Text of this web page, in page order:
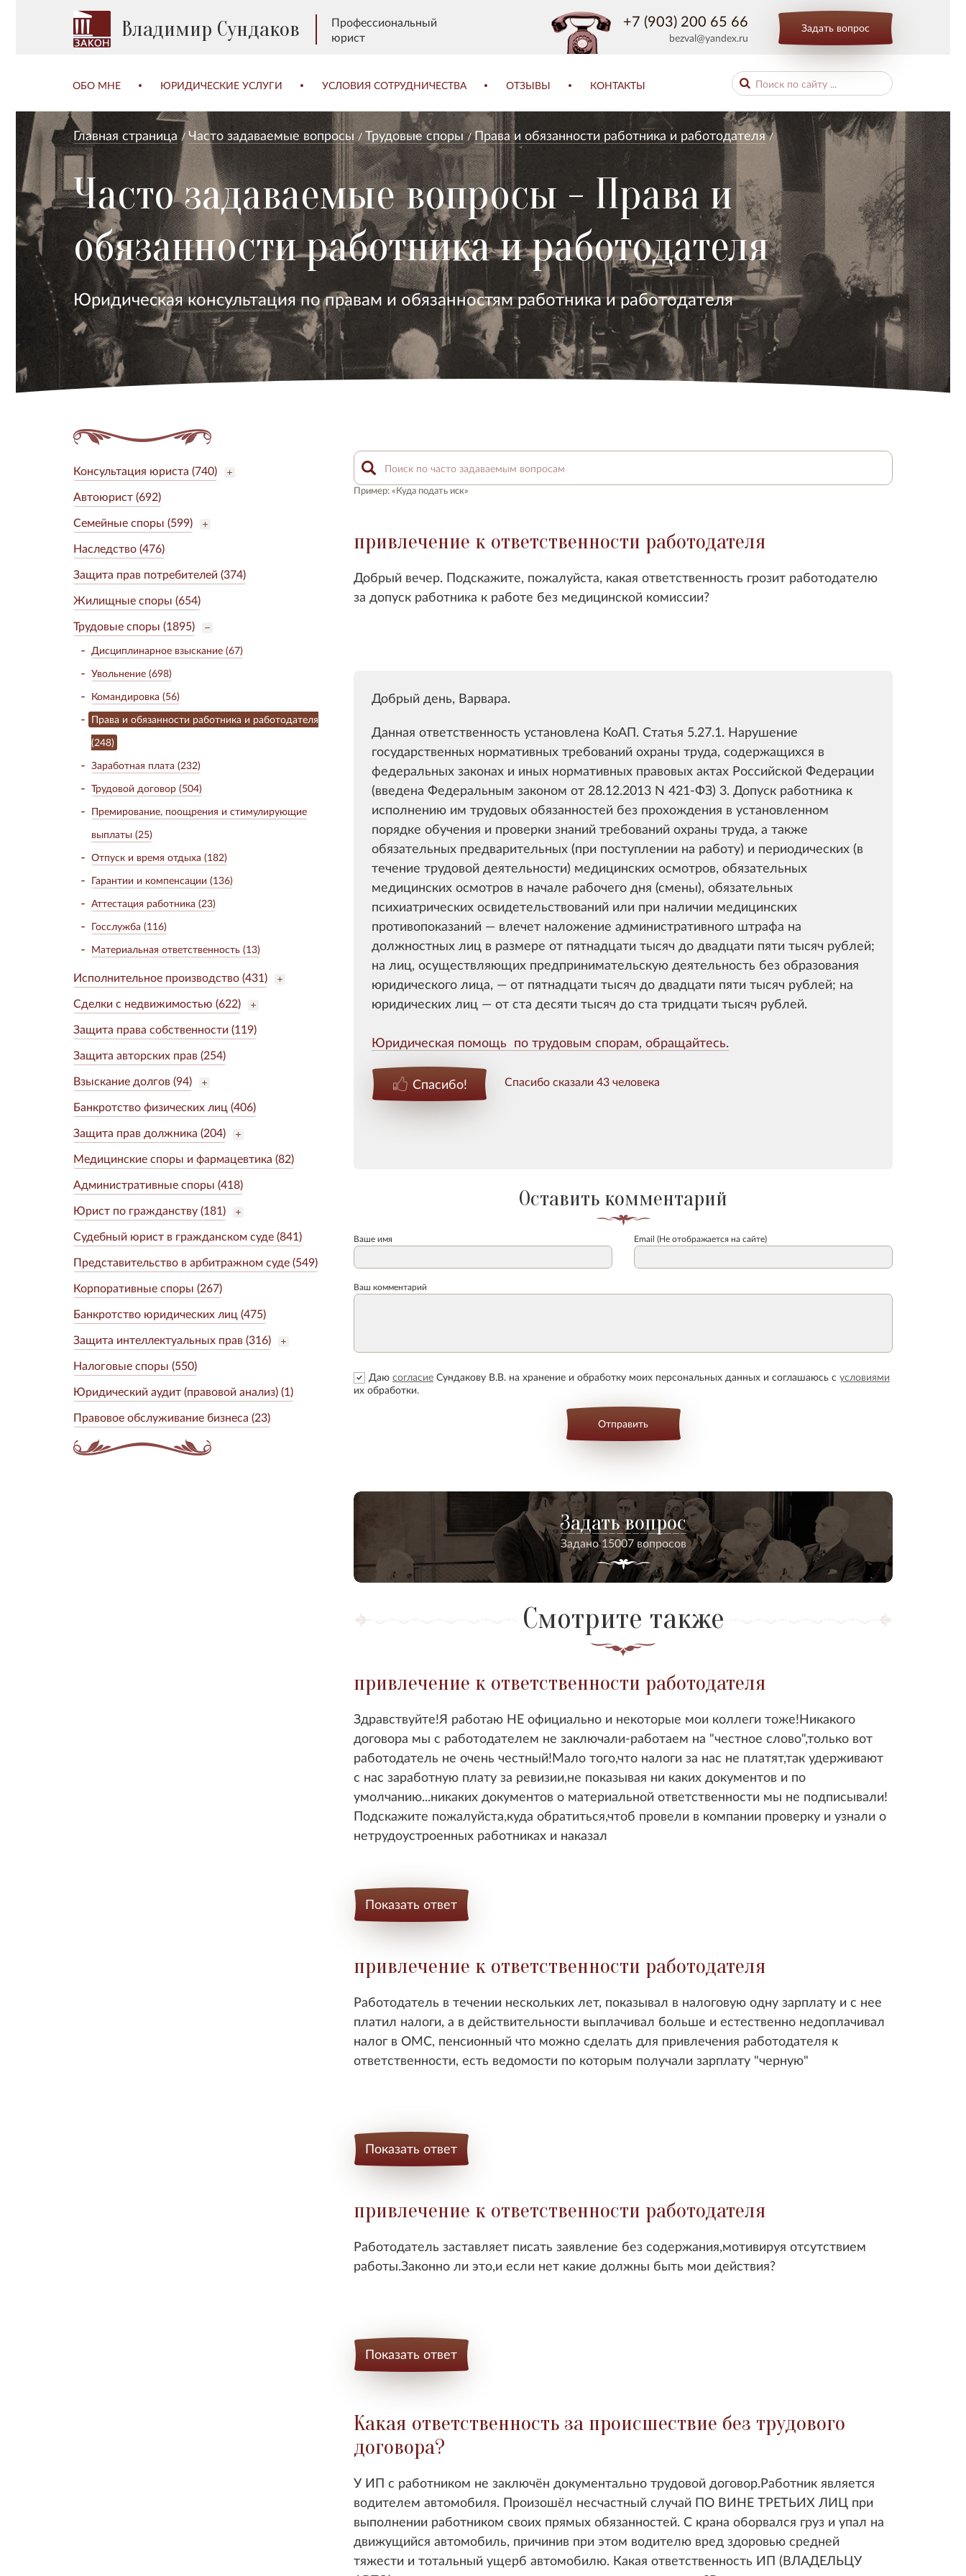
Владимир Сундаков
Профессиональный
юрист
+7 (903) 200 65 66
bezval@yandex.ru
Задать вопрос
ОБО МНЕ ЮРИДИЧЕСКИЕ УСЛУГИ УСЛОВИЯ СОТРУДНИЧЕСТВА ОТЗЫВЫ КОНТАКТЫ
Главная страница Часто задаваемые вопросы Трудовые споры Права и обязанности работника и работодателя
Часто задаваемые вопросы - Права и
обязанности работника и работодателя
Юридическая консультация по правам и обязанностям работника и работодателя
Консультация юриста (740)
Автоюрист (692)
Семейные споры (599)
Наследство (476)
Защита прав потребителей (374)
Жилищные споры (654)
Трудовые споры (1895)
Дисциплинарное взыскание (67)
Увольнение (698)
Командировка (56)
Права и обязанности работника и работодателя
(248)
Заработная плата (232)
Трудовой договор (504)
Премирование, поощрения и стимулирующие
выплаты (25)
Отпуск и время отдыха (182)
Гарантии и компенсации (136)
Аттестация работника (23)
Госслужба (116)
Материальная ответственность (13)
Исполнительное производство (431)
Сделки с недвижимостью (622)
Защита права собственности (119)
Защита авторских прав (254)
Взыскание долгов (94)
Банкротство физических лиц (406)
Защита прав должника (204)
Медицинские споры и фармацевтика (82)
Административные споры (418)
Юрист по гражданству (181)
Судебный юрист в гражданском суде (841)
Представительство в арбитражном суде (549)
Корпоративные споры (267)
Банкротство юридических лиц (475)
Защита интеллектуальных прав (316)
Налоговые споры (550)
Юридический аудит (правовой анализ) (1)
Правовое обслуживание бизнеса (23)
Пример: «Куда подать иск»
привлечение к ответственности работодателя
Добрый вечер. Подскажите, пожалуйста, какая ответственность грозит работодателю
за допуск работника к работе без медицинской комиссии?
Добрый день, Варвара.
Данная ответственность установлена КоАП. Статья 5.27.1. Нарушение
государственных нормативных требований охраны труда, содержащихся в
федеральных законах и иных нормативных правовых актах Российской Федерации
(введена Федеральным законом от 28.12.2013 N 421-ФЗ) 3. Допуск работника к
исполнению им трудовых обязанностей без прохождения в установленном
порядке обучения и проверки знаний требований охраны труда, а также
обязательных предварительных (при поступлении на работу) и периодических (в
течение трудовой деятельности) медицинских осмотров, обязательных
медицинских осмотров в начале рабочего дня (смены), обязательных
психиатрических освидетельствований или при наличии медицинских
противопоказаний — влечет наложение административного штрафа на
должностных лиц в размере от пятнадцати тысяч до двадцати пяти тысяч рублей;
на лиц, осуществляющих предпринимательскую деятельность без образования
юридического лица, — от пятнадцати тысяч до двадцати пяти тысяч рублей; на
юридических лиц — от ста десяти тысяч до ста тридцати тысяч рублей.
Юридическая помощь по трудовым спорам, обращайтесь.
Спасибо! Спасибо сказали 43 человека
Оставить комментарий
Ваше имя Email (Не отображается на сайте)
Ваш комментарий
Даю согласие Сундакову В.В. на хранение и обработку моих персональных данных и соглашаюсь с условиями
их обработки.
Отправить
Задать вопрос
Задано 15007 вопросов
Смотрите также
привлечение к ответственности работодателя
Здравствуйте!Я работаю НЕ официально и некоторые мои коллеги тоже!Никакого
договора мы с работодателем не заключали-работаем на "честное слово",только вот
работодатель не очень честный!Мало того,что налоги за нас не платят,так удерживают
с нас заработную плату за ревизии,не показывая ни каких документов и по
умолчанию...никаких документов о материальной ответственности мы не подписывали!
Подскажите пожалуйста,куда обратиться,чтоб провели в компании проверку и узнали о
нетрудоустроенных работниках и наказал
Показать ответ
привлечение к ответственности работодателя
Работодатель в течении нескольких лет, показывал в налоговую одну зарплату и с нее
платил налоги, а в действительности выплачивал больше и естественно недоплачивал
налог в ОМС, пенсионный что можно сделать для привлечения работодателя к
ответственности, есть ведомости по которым получали зарплату "черную"
Показать ответ
привлечение к ответственности работодателя
Работодатель заставляет писать заявление без содержания,мотивируя отсутствием
работы.Законно ли это,и если нет какие должны быть мои действия?
Показать ответ
Какая ответственность за происшествие без трудового
договора?
У ИП с работником не заключён документально трудовой договор.Работник является
водителем автомобиля. Произошёл несчастный случай ПО ВИНЕ ТРЕТЬИХ ЛИЦ при
выполнении работником своих прямых обязанностей. С крана оборвался груз и упал на
движущийся автомобиль, причинив при этом водителю вред здоровью средней
тяжести и тотальный ущерб автомобилю. Какая ответственность ИП (ВЛАДЕЛЬЦУ